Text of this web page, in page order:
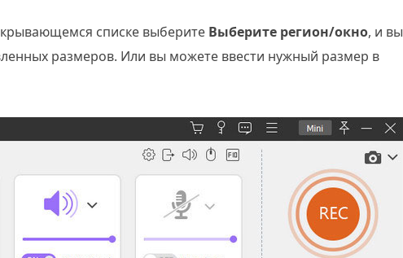
списке выберите Выберите регион/окно, и вы
размеров. Или вы можете ввести нужный размер в